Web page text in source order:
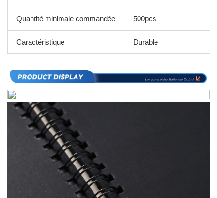
Quantité minimale commandée 500pcs
Caractéristique Durable